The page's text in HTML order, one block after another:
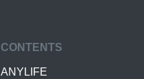
CONTENTS
ANYLIFE